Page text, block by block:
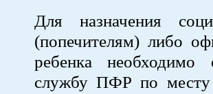
Для назначения
(попечителям) либо
ребенка необходимо
службу ПФР по месту